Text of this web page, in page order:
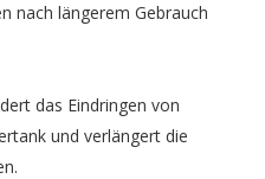
nach längerem Gebrauch
das Eindringen von
und verlängert die